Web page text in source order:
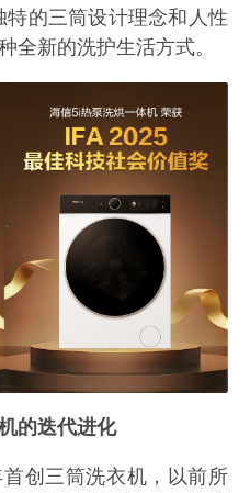
特的三筒设计理念和人性
全新的洗护生活方式。
的迭代进化
创三筒洗衣机，以前所